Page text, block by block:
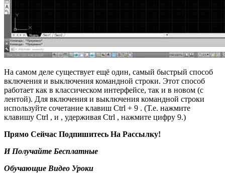
На самом деле существует ещё один, самый быстрый способ
включения и выключения командной строки. Этот способ
работает как в классическом интерфейсе, так и в новом (с
лентой). Для включения и выключения командной строки
используйте сочетание клавиш Ctrl + 9 . (Т.е. нажмите
клавишу Ctrl , и , удерживая Ctrl , нажмите цифру 9.)
Прямо Сейчас Подпишитесь На Рассылку!
И Получайте Бесплатные
Обучающие Видео Уроки